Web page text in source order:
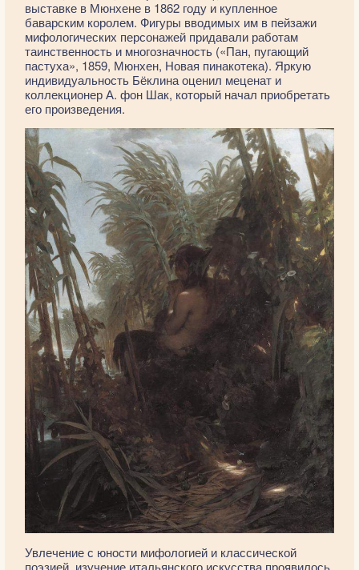
выставке в Мюнхене в 1862 году и купленное
баварским королем. Фигуры вводимых им в пейзажи
мифологических персонажей придавали работам
таинственность и многозначность («Пан, пугающий
пастуха», 1859, Мюнхен, Новая пинакотека). Яркую
индивидуальность Бёклина оценил меценат и
коллекционер А. фон Шак, который начал приобретать
его произведения.
Увлечение с юности мифологией и классической